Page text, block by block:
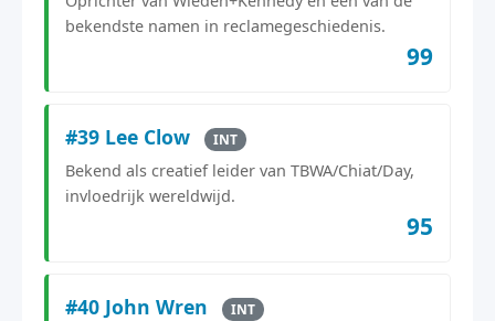
bekendste namen in reclamegeschiedenis.
99
#39 Lee Clow INT
Bekend als creatief leider van TBWA/Chiat/Day,
invloedrijk wereldwijd.
95
#40 John Wren INT